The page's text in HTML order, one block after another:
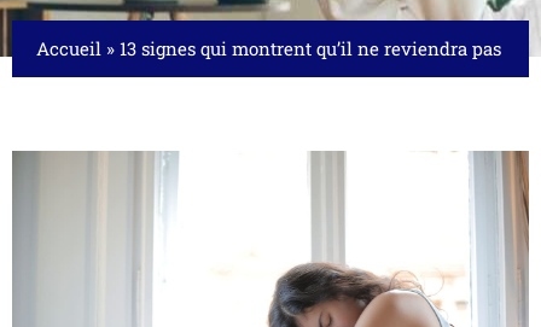
Accueil » 13 signes qui montrent qu’il ne reviendra pas